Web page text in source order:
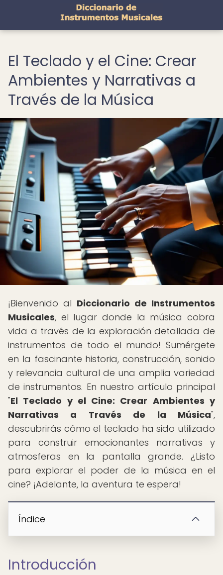
El Teclado y el Cine: Crear
Ambientes y Narrativas a
Través de la Música
¡Bienvenido al Diccionario de Instrumentos
Musicales, el lugar donde la música cobra
vida a través de la exploración detallada de
instrumentos de todo el mundo! Sumérgete
en la fascinante historia, construcción, sonido
y relevancia cultural de una amplia variedad
de instrumentos. En nuestro artículo principal
"El Teclado y el Cine: Crear Ambientes y
Narrativas a Través de la Música",
descubrirás cómo el teclado ha sido utilizado
para construir emocionantes narrativas y
atmosferas en la pantalla grande. ¿Listo
para explorar el poder de la música en el
cine? ¡Adelante, la aventura te espera!
Índice
Introducción